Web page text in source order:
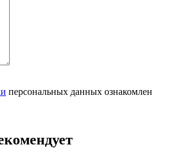
персональных данных ознакомлен